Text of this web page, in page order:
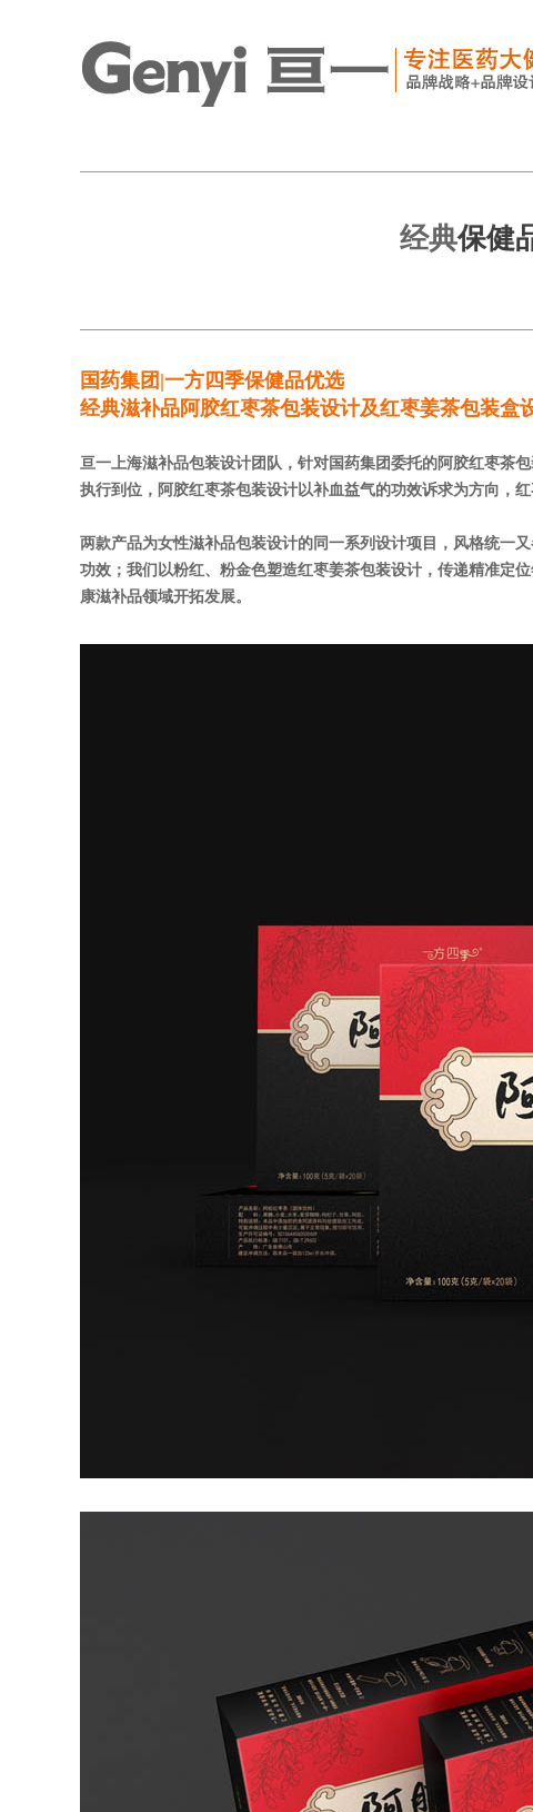
经典保健
国药集团|一方四季保健品优选
经典滋补品阿胶红枣茶包装设计及红枣姜茶包装盒
亘一上海滋补品包装设计团队，针对国药集团委托的阿胶红枣茶
执行到位，阿胶红枣茶包装设计以补血益气的功效诉求为方向，
两款产品为女性滋补品包装设计的同一系列设计项目，风格统一
功效；我们以粉红、粉金色塑造红枣姜茶包装设计，传递精准定
康滋补品领域开拓发展。